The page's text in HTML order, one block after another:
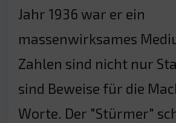
Jahr 1936 war er ein
massenwirksames
Zahlen sind nicht nur
sind Beweise für die
Worte. Der "Stürmer"